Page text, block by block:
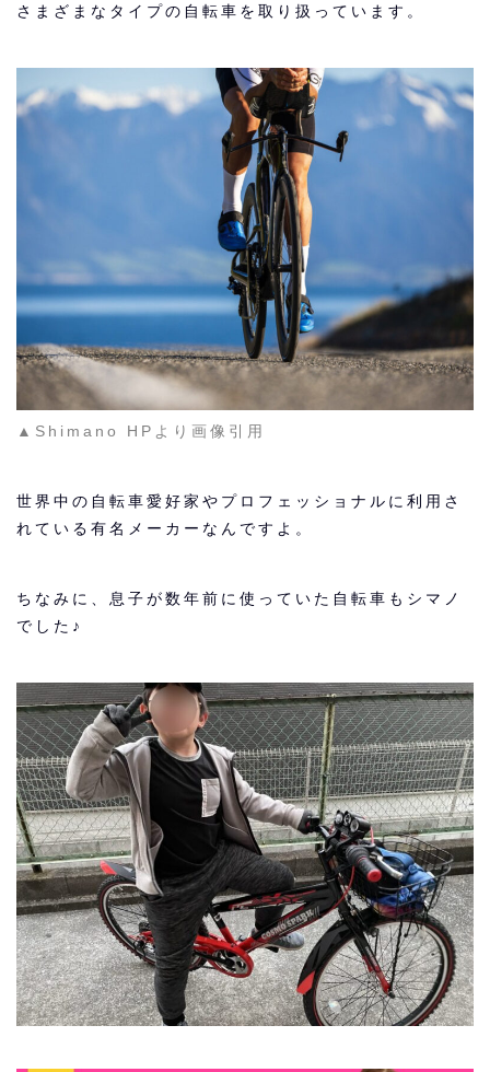
さまざまなタイプの自転車を取り扱っています。
▲Shimano HPより画像引用
世界中の自転車愛好家やプロフェッショナルに利用さ
れている有名メーカーなんですよ。
ちなみに、息子が数年前に使っていた自転車もシマノ
でした♪